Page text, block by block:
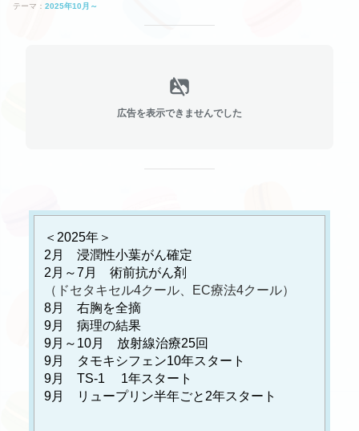
テーマ： 2025年10月～
広告を表示できませんでした
＜2025年＞
2月 浸潤性小葉がん確定
2月～7月 術前抗がん剤
（ドセタキセル4クール、EC療法4クール）
8月 右胸を全摘
9月 病理の結果
9月～10月 放射線治療25回
9月 タモキシフェン10年スタート
9月 TS-1 1年スタート
9月 リュープリン半年ごと2年スタート